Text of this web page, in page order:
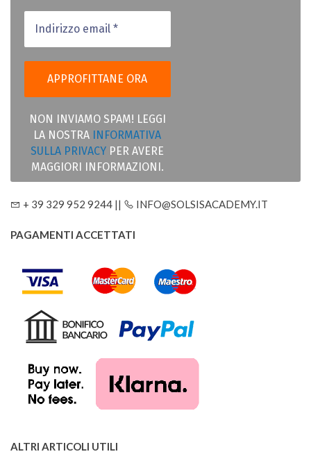
NON INVIAMO SPAM! LEGGI
LA NOSTRA INFORMATIVA
SULLA PRIVACY PER AVERE
MAGGIORI INFORMAZIONI.
+ 39 329 952 9244 || INFO@SOLSISACADEMY.IT
PAGAMENTI ACCETTATI
ALTRI ARTICOLI UTILI